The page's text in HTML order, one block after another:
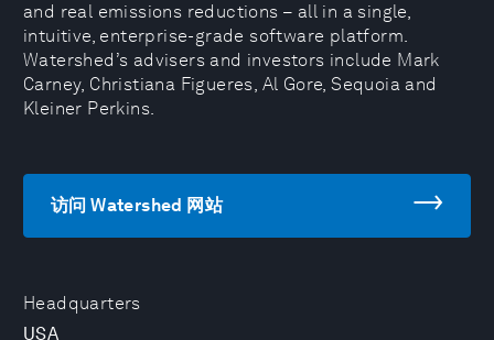
Headquarters
USA
and real emissions reductions – all in a single,
intuitive, enterprise-grade software platform.
Watershed’s advisers and investors include Mark
Carney, Christiana Figueres, Al Gore, Sequoia and
Kleiner Perkins.
访问 Watershed 网站